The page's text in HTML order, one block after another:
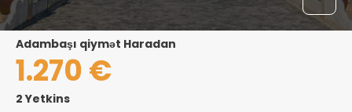
adambaşı qiymət Haradan
1.270 €
2 Yetkins